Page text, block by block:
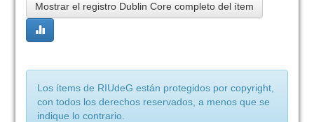
Mostrar el registro Dublin Core completo del ítem
Los ítems de RIUdeG están protegidos por copyright,
con todos los derechos reservados, a menos que se
indique lo contrario.